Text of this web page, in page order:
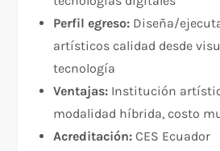
Perfil egreso: Diseña/
artísticos calidad desde
tecnología
Ventajas: Institución
modalidad híbrida, costo
Acreditación: CES Ecuador